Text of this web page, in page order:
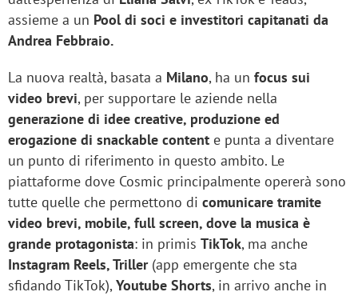
assieme a un Pool di soci e investitori capitanati da
Andrea Febbraio​.
La nuova realtà, basata a Milano, ha un focus sui
video brevi, per supportare le aziende nella
generazione di idee creative, produzione ed
erogazione di snackable content e punta a diventare
un punto di riferimento in questo ambito. Le
piattaforme dove Cosmic principalmente opererà sono
tutte quelle che permettono di comunicare tramite
video brevi, mobile, full screen, dove la musica è
grande protagonista: in primis TikTok, ma anche
Instagram Reels, Triller(app emergente che sta
sfidando TikTok),Youtube Shorts, in arrivo anche in